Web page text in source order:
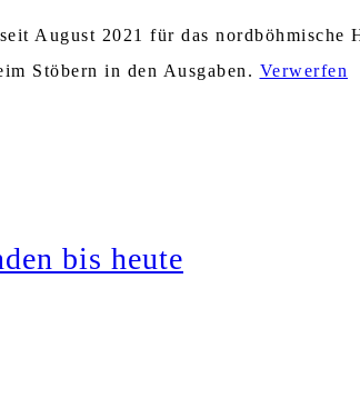
August 2021 für das
Stöbern in den Ausgaben. Verwerfen
bis heute